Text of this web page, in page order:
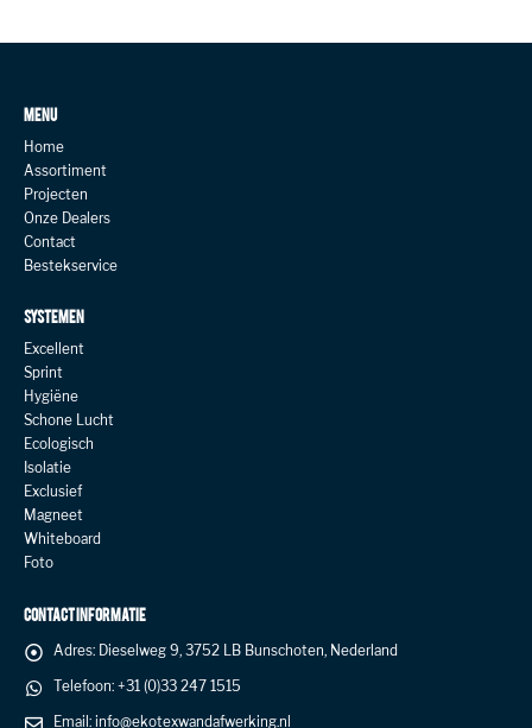
MENU
Home
Assortiment
Projecten
Onze Dealers
Contact
Bestekservice
SYSTEMEN
Excellent
Sprint
Hygiëne
Schone Lucht
Ecologisch
Isolatie
Exclusief
Magneet
Whiteboard
Foto
CONTACT INFORMATIE
Adres: Dieselweg 9, 3752 LB Bunschoten, Nederland
Telefoon: +31 (0)33 247 1515
Email: info@ekotexwandafwerking.nl